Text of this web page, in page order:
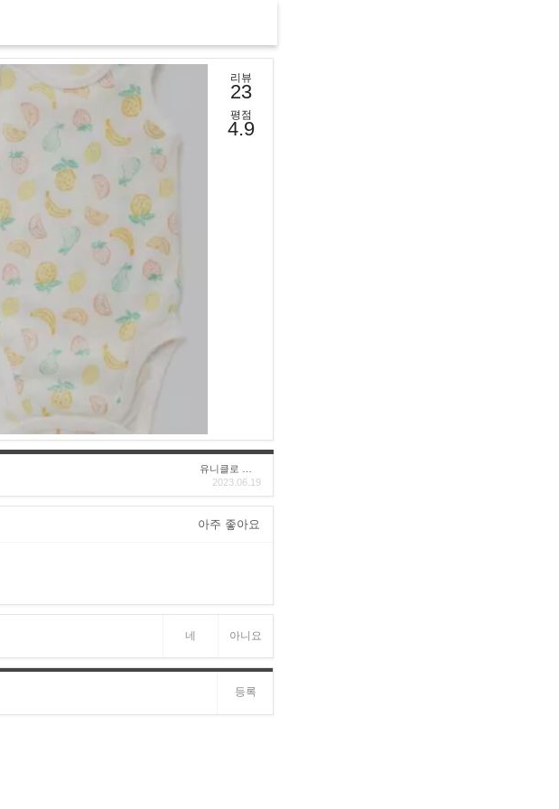
리뷰
23
평점
4.9
2023.06.19
아주 좋아요
네 아니요
등록